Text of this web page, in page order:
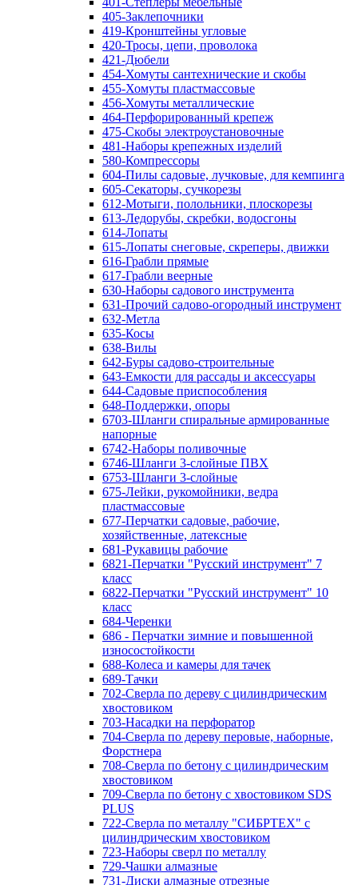
405-Заклепочники
419-Кронштейны угловые
420-Тросы, цепи, проволока
421-Дюбели
454-Хомуты сантехнические и скобы
455-Хомуты пластмассовые
456-Хомуты металлические
464-Перфорированный крепеж
475-Скобы электроустановочные
481-Наборы крепежных изделий
580-Компрессоры
604-Пилы садовые, лучковые, для кемпинга
605-Секаторы, сучкорезы
612-Мотыги, полольники, плоскорезы
613-Ледорубы, скребки, водосгоны
614-Лопаты
615-Лопаты снеговые, скреперы, движки
616-Грабли прямые
617-Грабли веерные
630-Наборы садового инструмента
631-Прочий садово-огородный инструмент
632-Метла
635-Косы
638-Вилы
642-Буры садово-строительные
643-Емкости для рассады и аксессуары
644-Садовые приспособления
648-Поддержки, опоры
6703-Шланги спиральные армированные
напорные
6742-Наборы поливочные
6746-Шланги 3-слойные ПВХ
6753-Шланги 3-слойные
675-Лейки, рукомойники, ведра
пластмассовые
677-Перчатки садовые, рабочие,
хозяйственные, латексные
681-Рукавицы рабочие
6821-Перчатки "Русский инструмент" 7
класс
6822-Перчатки "Русский инструмент" 10
класс
684-Черенки
686 - Перчатки зимние и повышенной
износостойкости
688-Колеса и камеры для тачек
689-Тачки
702-Сверла по дереву с цилиндрическим
хвостовиком
703-Насадки на перфоратор
704-Сверла по дереву перовые, наборные,
Форстнера
708-Сверла по бетону с цилиндрическим
хвостовиком
709-Сверла по бетону с хвостовиком SDS
PLUS
722-Сверла по металлу "СИБРТЕХ" с
цилиндрическим хвостовиком
723-Наборы сверл по металлу
729-Чашки алмазные
731-Диски алмазные отрезные